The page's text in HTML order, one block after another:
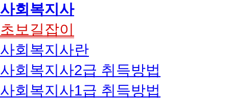
사회복지사
초보길잡이
사회복지사란
사회복지사2급 취득방법
사회복지사1급 취득방법